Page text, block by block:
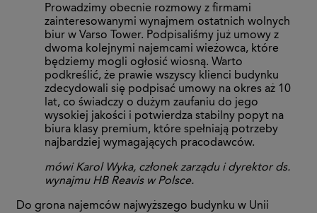
Prowadzimy obecnie rozmowy z firmami
zainteresowanymi wynajmem ostatnich wolnych
biur w Varso Tower. Podpisaliśmy już umowy z
dwoma kolejnymi najemcami wieżowca, które
będziemy mogli ogłosić wiosną. Warto
podkreślić, że prawie wszyscy klienci budynku
zdecydowali się podpisać umowy na okres aż 10
lat, co świadczy o dużym zaufaniu do jego
wysokiej jakości i potwierdza stabilny popyt na
biura klasy premium, które spełniają potrzeby
najbardziej wymagających pracodawców.
mówi Karol Wyka, członek zarządu i dyrektor ds.
wynajmu HB Reavis w Polsce.
Do grona najemców najwyższego budynku w Unii